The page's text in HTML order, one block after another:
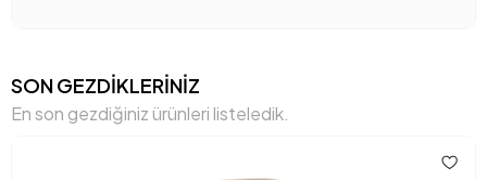
SON GEZDİKLERİNİZ
En son gezdiğiniz ürünleri listeledik.